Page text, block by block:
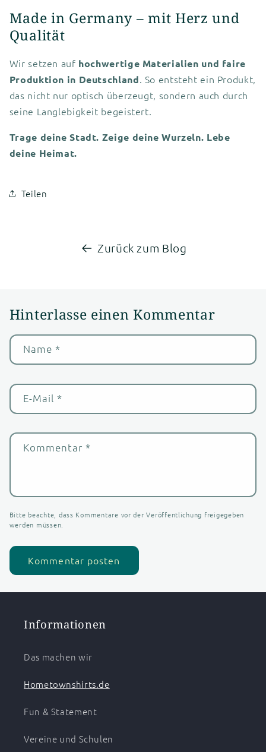
Made in Germany – mit Herz und
Qualität
Wir setzen auf hochwertige Materialien und faire
Produktion in Deutschland. So entsteht ein Produkt,
das nicht nur optisch überzeugt, sondern auch durch
seine Langlebigkeit begeistert.
Trage deine Stadt. Zeige deine Wurzeln. Lebe
deine Heimat.
Teilen
Zurück zum Blog
Hinterlasse einen Kommentar
Name *
E-Mail*
Kommentar*
Bitte beachte, dass Kommentare vor der Veröffentlichung freigegeben
werden müssen.
Informationen
Das machen wir
Hometownshirts.de
Fun & Statement
Vereine und Schulen